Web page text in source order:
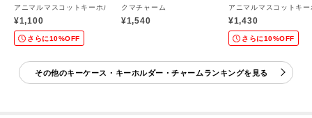
アニマルマスコットキーホルダー
¥1,100
さらに10%OFF
クマチャーム
¥1,540
アニマルマスコットキ
¥1,430
さらに10%OFF
その他のキーケース・キーホルダー・チャームランキングを見る